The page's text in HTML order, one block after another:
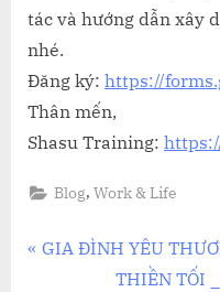
tác và hướng dẫn xây
nhé.
Đăng ký: https://
Thân mến,
Shasu Training:
Blog,Work & Life
Điều
P
GIA ĐÌNH YÊU
N
THIỀN TỐI